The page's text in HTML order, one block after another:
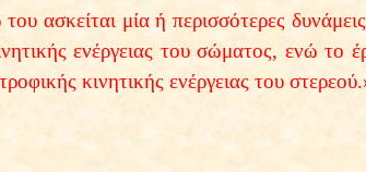
ασκείται μία ή περισσότερες
ενέργειας του σώματος, ενώ το
κινητικής ενέργειας του